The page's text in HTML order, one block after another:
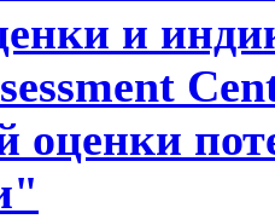
и
оценки